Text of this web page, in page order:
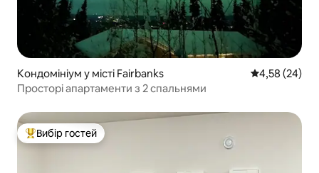
Кондомініум у місті Fairbanks Середня
4,58 (24)
Просторі апартаменти з 2 спальнями
Топ вибір гостей
Вибір гостей